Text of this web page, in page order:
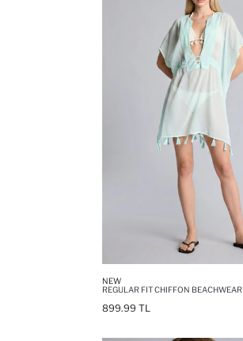
NEW
REGULAR FIT CHIFFON BEACHWEAR
899.99 TL